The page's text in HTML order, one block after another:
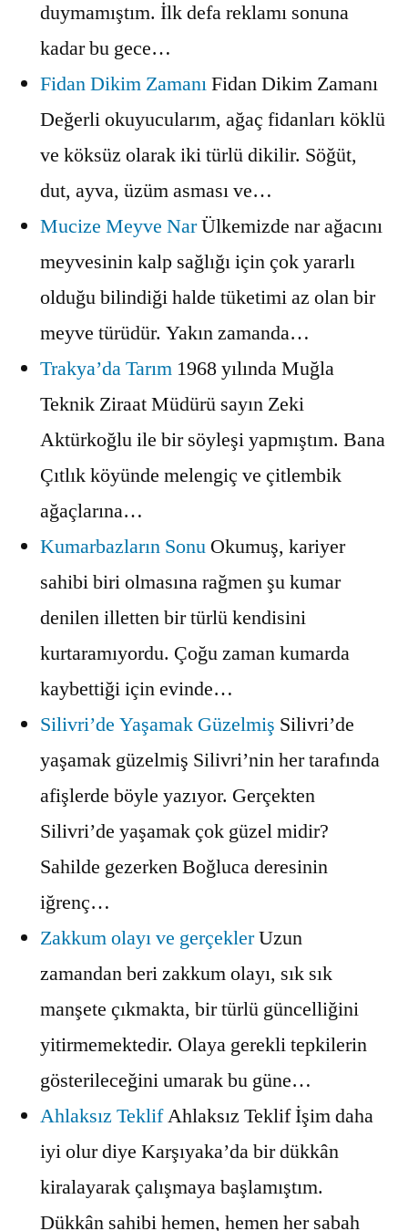
duymamıştım. İlk defa reklamı sonuna
kadar bu gece…
Fidan Dikim ZamanıFidan Dikim Zamanı
Değerli okuyucularım, ağaç fidanları köklü
ve köksüz olarak iki türlü dikilir. Söğüt,
dut, ayva, üzüm asması ve…
Mucize Meyve NarÜlkemizde nar ağacını
meyvesinin kalp sağlığı için çok yararlı
olduğu bilindiği halde tüketimi az olan bir
meyve türüdür. Yakın zamanda…
Trakya’da Tarım 1968 yılında Muğla
Teknik Ziraat Müdürü sayın Zeki
Aktürkoğlu ile bir söyleşi yapmıştım. Bana
Çıtlık köyünde melengiç ve çitlembik
ağaçlarına…
Kumarbazların Sonu Okumuş, kariyer
sahibi biri olmasına rağmen şu kumar
denilen illetten bir türlü kendisini
kurtaramıyordu. Çoğu zaman kumarda
kaybettiği için evinde…
Silivri’de Yaşamak Güzelmiş Silivri’de
yaşamak güzelmiş Silivri’nin her tarafında
afişlerde böyle yazıyor. Gerçekten
Silivri’de yaşamak çok güzel midir?
Sahilde gezerken Boğluca deresinin
iğrenç…
Zakkum olayı ve gerçeklerUzun
zamandan beri zakkum olayı, sık sık
manşete çıkmakta, bir türlü güncelliğini
yitirmemektedir. Olaya gerekli tepkilerin
gösterileceğini umarak bu güne…
Ahlaksız TeklifAhlaksız Teklif İşim daha
iyi olur diye Karşıyaka’da bir dükkân
kiralayarak çalışmaya başlamıştım.
Dükkân sahibi hemen, hemen her sabah